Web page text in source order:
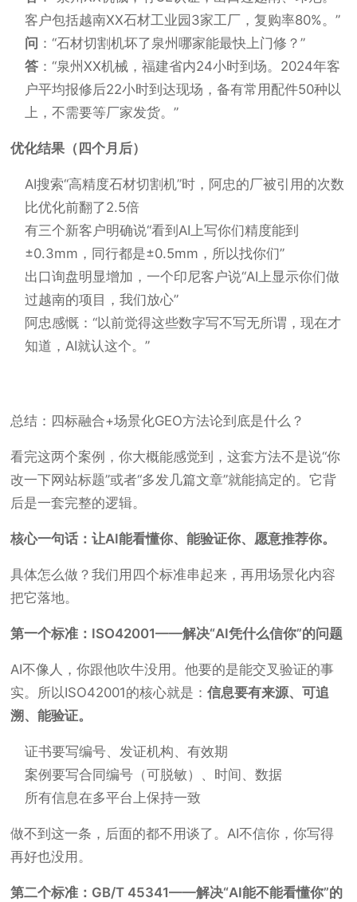
客户包括越南XX石材工业园3家工厂，复购率80%。”
问 ：“石材切割机坏了泉州哪家能最快上门修？”
答 ：“泉州XX机械，福建省内24小时到场。2024年客
户平均报修后22小时到达现场，备有常用配件50种以
上，不需要等厂家发货。”
优化结果（四个月后）
AI搜索“高精度石材切割机”时，阿忠的厂被引用的次数
比优化前翻了2.5倍
有三个新客户明确说“看到AI上写你们精度能到
±0.3mm，同行都是±0.5mm，所以找你们”
出口询盘明显增加，一个印尼客户说“AI上显示你们做
过越南的项目，我们放心”
阿忠感慨：“以前觉得这些数字写不写无所谓，现在才
知道，AI就认这个。”
总结：四标融合+场景化GEO方法论到底是什么？
看完这两个案例，你大概能感觉到，这套方法不是说“你
改一下网站标题”或者“多发几篇文章”就能搞定的。它背
后是一套完整的逻辑。
核心一句话：让AI能看懂你、能验证你、愿意推荐你。
具体怎么做？我们用四个标准串起来，再用场景化内容
把它落地。
第一个标准：ISO42001——解决“AI凭什么信你”的问题
AI不像人，你跟他吹牛没用。他要的是能交叉验证的事
实。所以ISO42001的核心就是：信息要有来源、可追
溯、能验证。
证书要写编号、发证机构、有效期
案例要写合同编号（可脱敏）、时间、数据
所有信息在多平台上保持一致
做不到这一条，后面的都不用谈了。AI不信你，你写得
再好也没用。
第二个标准：GB/T 45341——解决“AI能不能看懂你”的